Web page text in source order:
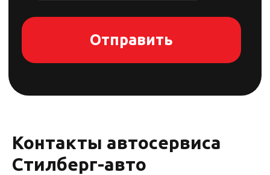
Контакты автосервиса
Стилберг-авто